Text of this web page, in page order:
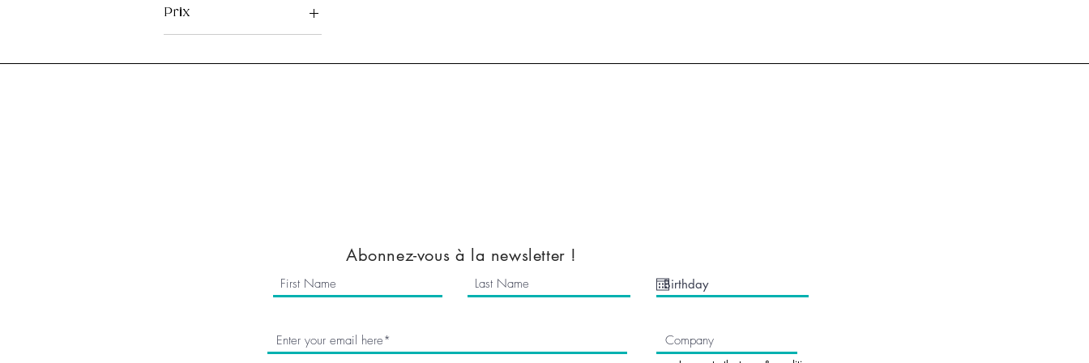
Prix
7 £GB 15 £GB
Abonnez-vous à la newsletter !